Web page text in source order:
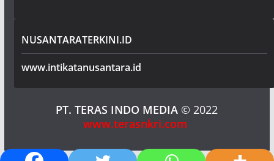
NUSANTARATERKINI.ID
www.intikatanusantara.id
PT. TERAS INDO MEDIA © 2022
www.terasnkri.com